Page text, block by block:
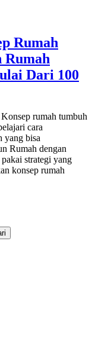
Rumah
Rumah
Dari 100
rumah tumbuh
cara
yang bisa
Rumah dengan
strategi yang
konsep rumah